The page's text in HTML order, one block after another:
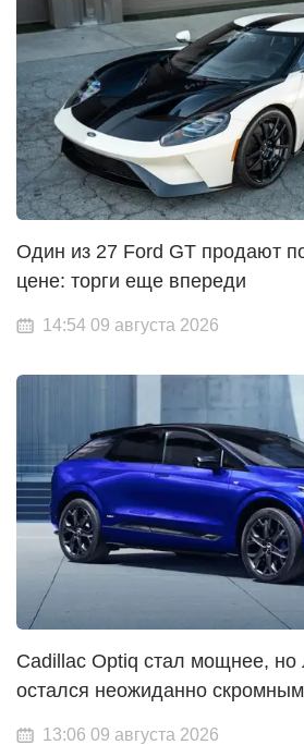
Один из 27 Ford GT продают
цене: торги еще впереди
14:54 09 августа 2026
Cadillac Optiq стал мощнее, но
остался неожиданно скромным
13:06 09 августа 2026